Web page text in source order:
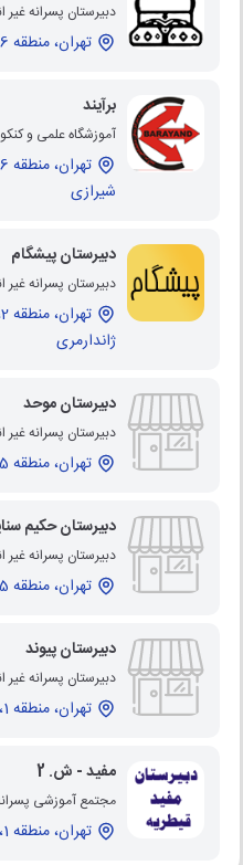
دبیرستان پسرانه غیر
تهران، منطقه 16، محله نازی آباد، نازی آباد
برآیند
آموزشگاه علمی و
شیرازی
دبیرستان پیشگام
دبیرستان پسرانه غیر
ژاندارمری
دبیرستان موحد
دبیرستان پسرانه غیر
تهران، منطقه 5، محله فردوس، بلوار فردوس
دبیرستان حکیم
دبیرستان پسرانه غیر
تهران، منطقه 5، محله پرواز، بلوار فردوس
دبیرستان پیوند
دبیرستان پسرانه غیر
تهران، منطقه 1، محله محمودیه، الهیه
مفید - ش. 2
مجتمع آموزشی
تهران، منطقه 1، محله قیطریه، قیطریه